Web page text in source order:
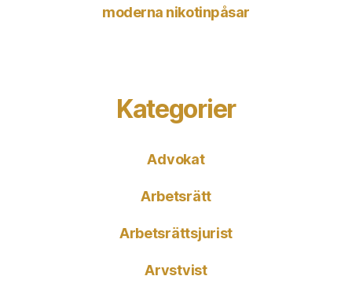
moderna nikotinpåsar
Kategorier
Advokat
Arbetsrätt
Arbetsrättsjurist
Arvstvist